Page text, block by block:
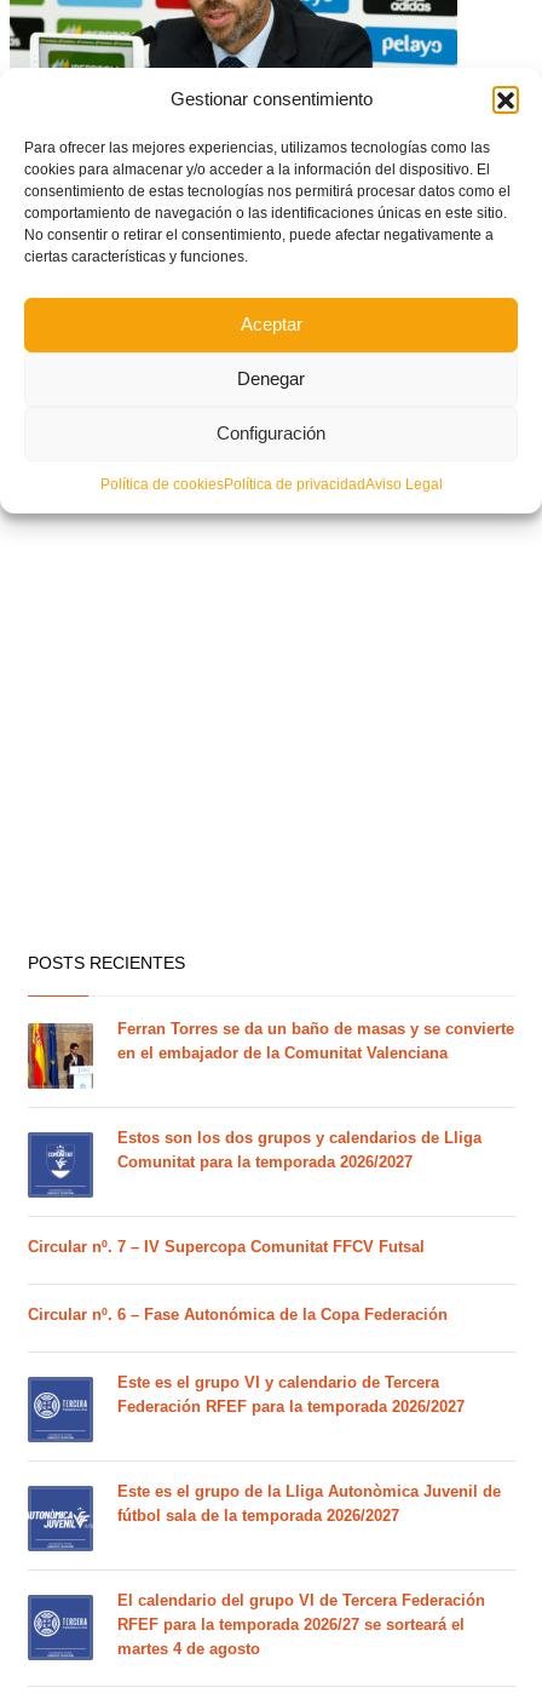
Gestionar consentimiento
Para ofrecer las mejores experiencias, utilizamos tecnologías como las
cookies para almacenar y/o acceder a la información del dispositivo. El
consentimiento de estas tecnologías nos permitirá procesar datos como el
comportamiento de navegación o las identificaciones únicas en este sitio.
No consentir o retirar el consentimiento, puede afectar negativamente a
ciertas características y funciones.
Aceptar
Denegar
Configuración
Política de cookiesPolítica de privacidadAviso Legal
El fútbol #Valenta copa la lista de Vilda para clasificar a España en la
próxima Euro2022
POSTS RECIENTES
Ferran Torres se da un baño de masas y se convierte
en el embajador de la Comunitat Valenciana
Estos son los dos grupos y calendarios de Lliga
Comunitat para la temporada 2026/2027
Circular nº. 7 – IV Supercopa Comunitat FFCV Futsal
Circular nº. 6 – Fase Autonómica de la Copa Federación
Este es el grupo VI y calendario de Tercera
Federación RFEF para la temporada 2026/2027
Este es el grupo de la Lliga Autonòmica Juvenil de
fútbol sala de la temporada 2026/2027
El calendario del grupo VI de Tercera Federación
RFEF para la temporada 2026/27 se sorteará el
martes 4 de agosto